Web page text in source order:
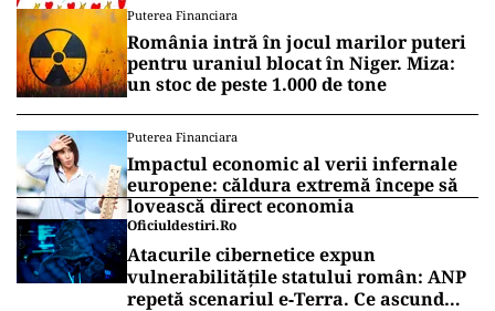
Puterea Financiara
România intră în jocul marilor puteri
pentru uraniul blocat în Niger. Miza:
un stoc de peste 1.000 de tone
Puterea Financiara
Impactul economic al verii infernale
europene: căldura extremă începe să
lovească direct economia
Oficiuldestiri.ro
Atacurile cibernetice expun
vulnerabilitățile statului român: ANP
repetă scenariul e‑Terra. Ce ascund